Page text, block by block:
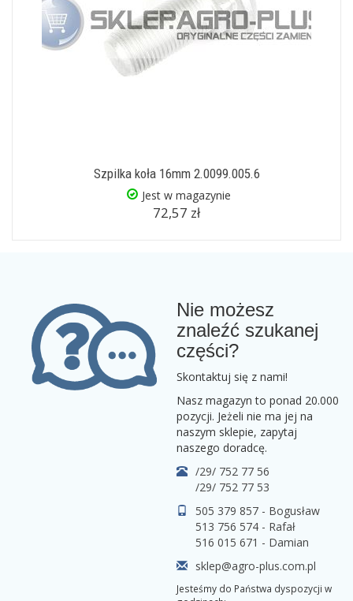
Szpilka koła 16mm 2.0099.005.6
Jest w magazynie
72,57 zł
Nie możesz
znaleźć szukanej
części?
Skontaktuj się z nami!
Nasz magazyn to ponad 20.000
pozycji. Jeżeli nie ma jej na
naszym sklepie, zapytaj
naszego doradcę.
/29/ 752 77 56
/29/ 752 77 53
505 379 857 - Bogusław
513 756 574 - Rafał
516 015 671 - Damian
sklep@agro-plus.com.pl
Jesteśmy do Państwa dyspozycji w